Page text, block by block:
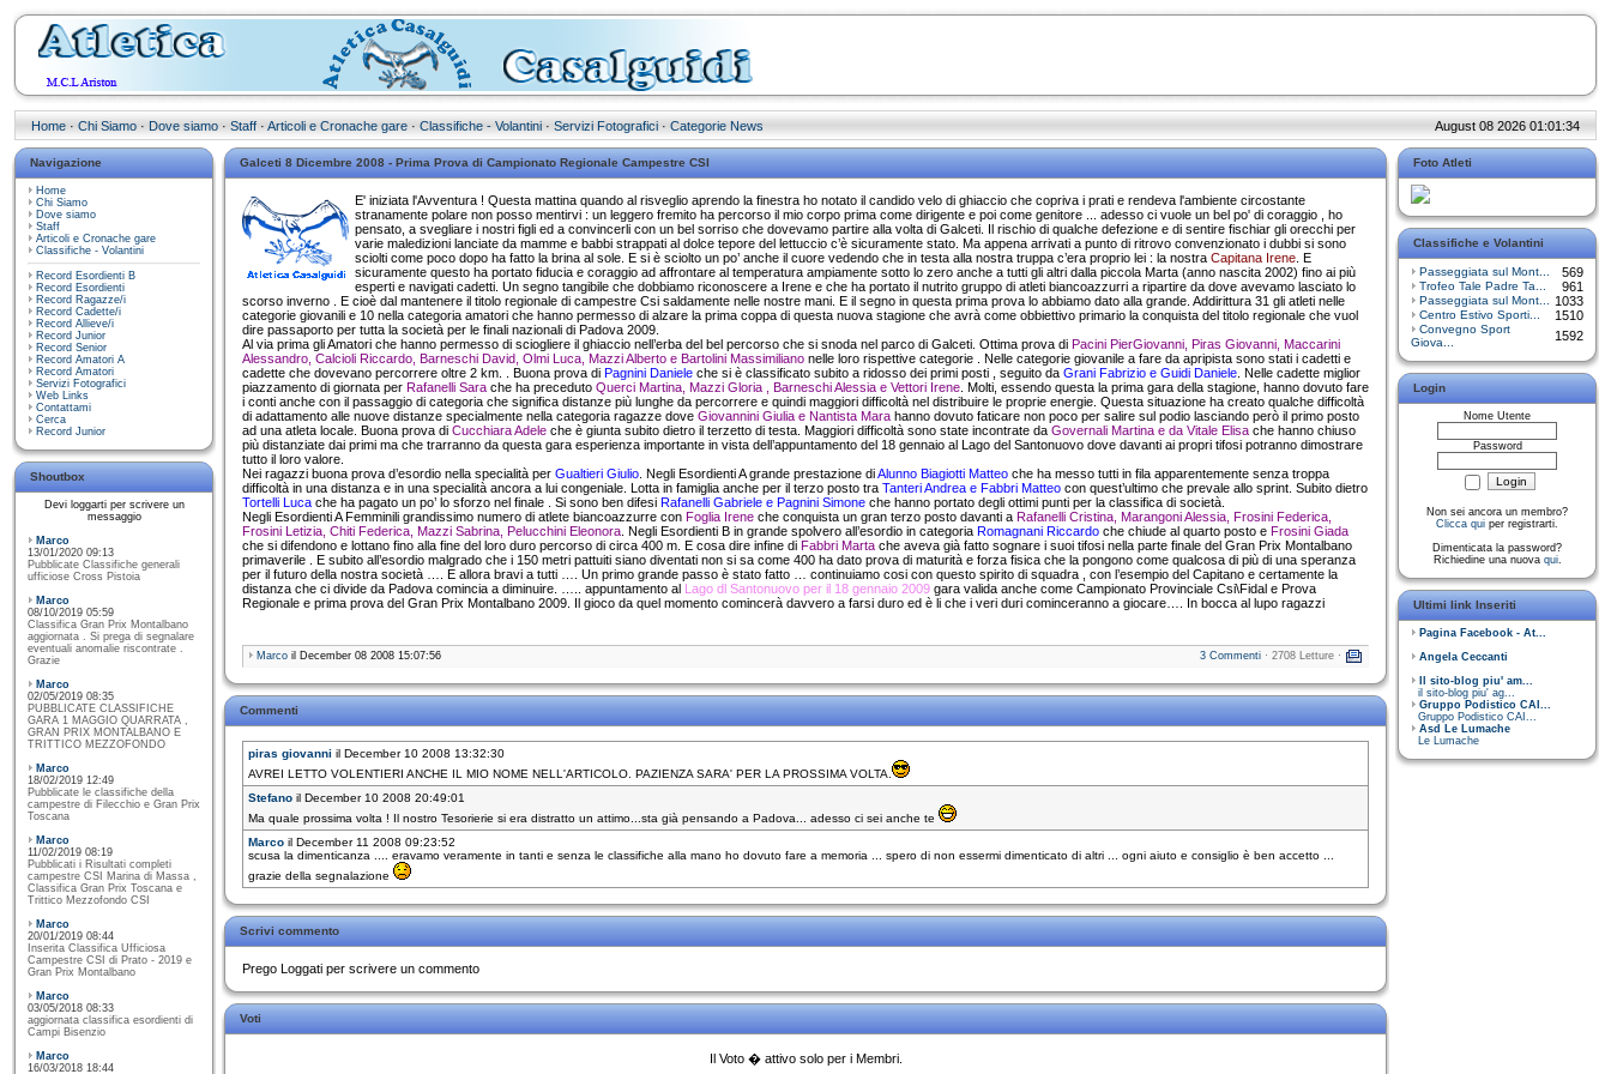
Home · Chi Siamo · Dove siamo · Staff · Articoli e Cronache gare · Classifiche - Volantini · Servizi Fotografici · Categorie News August 08 2026 01:01:34
Navigazione
Home
Chi Siamo
Dove siamo
Staff
Articoli e Cronache gare
Classifiche - Volantini
Record Esordienti B
Record Esordienti
Record Ragazze/i
Record Cadette/i
Record Allieve/i
Record Junior
Record Senior
Record Amatori A
Record Amatori
Servizi Fotografici
Web Links
Contattami
Cerca
Record Junior
Shoutbox
Devi loggarti per scrivere un
messaggio
Marco
13/01/2020 09:13
Pubblicate Classifiche generali
ufficiose Cross Pistoia
Marco
08/10/2019 05:59
Classifica Gran Prix Montalbano
aggiornata . Si prega di segnalare
eventuali anomalie riscontrate .
Grazie
Marco
02/05/2019 08:35
PUBBLICATE CLASSIFICHE
GARA 1 MAGGIO QUARRATA ,
GRAN PRIX MONTALBANO E
TRITTICO MEZZOFONDO
Marco
18/02/2019 12:49
Pubblicate le classifiche della
campestre di Filecchio e Gran Prix
Toscana
Marco
11/02/2019 08:19
Pubblicati i Risultati completi
campestre CSI Marina di Massa ,
Classifica Gran Prix Toscana e
Trittico Mezzofondo CSI
Marco
20/01/2019 08:44
Inserita Classifica Ufficiosa
Campestre CSI di Prato - 2019 e
Gran Prix Montalbano
Marco
03/05/2018 08:33
aggiornata classifica esordienti di
Campi Bisenzio
Marco
16/03/2018 18:44
Galceti 8 Dicembre 2008 - Prima Prova di Campionato Regionale Campestre CSI
E' iniziata l'Avventura ! Questa mattina quando al risveglio aprendo la finestra ho notato il candido velo di ghiaccio che copriva i prati e rendeva l'ambiente circostante
stranamente polare non posso mentirvi : un leggero fremito ha percorso il mio corpo prima come dirigente e poi come genitore ... adesso ci vuole un bel po' di coraggio , ho
pensato, a svegliare i nostri figli ed a convincerli con un bel sorriso che dovevamo partire alla volta di Galceti. Il rischio di qualche defezione e di sentire fischiar gli orecchi per
varie maledizioni lanciate da mamme e babbi strappati al dolce tepore del lettuccio c’è sicuramente stato. Ma appena arrivati a punto di ritrovo convenzionato i dubbi si sono
sciolti come poco dopo ha fatto la brina al sole. E si è sciolto un po’ anche il cuore vedendo che in testa alla nostra truppa c’era proprio lei : la nostra Capitana Irene . E
sicuramente questo ha portato fiducia e coraggio ad affrontare al temperatura ampiamente sotto lo zero anche a tutti gli altri dalla piccola Marta (anno nascita 2002) fino ai più
esperti e navigati cadetti. Un segno tangibile che dobbiamo riconoscere a Irene e che ha portato il nutrito gruppo di atleti biancoazzurri a ripartire da dove avevamo lasciato lo
scorso inverno . E cioè dal mantenere il titolo regionale di campestre Csi saldamente nelle nostre mani. E il segno in questa prima prova lo abbiamo dato alla grande. Addirittura 31 gli atleti nelle
categorie giovanili e 10 nella categoria amatori che hanno permesso di alzare la prima coppa di questa nuova stagione che avrà come obbiettivo primario la conquista del titolo regionale che vuol
dire passaporto per tutta la società per le finali nazionali di Padova 2009.
Al via prima gli Amatori che hanno permesso di sciogliere il ghiaccio nell’erba del bel percorso che si snoda nel parco di Galceti. Ottima prova di Pacini PierGiovanni, Piras Giovanni, Maccarini
Alessandro, Calcioli Riccardo, Barneschi David, Olmi Luca, Mazzi Alberto e Bartolini Massimiliano nelle loro rispettive categorie . Nelle categorie giovanile a fare da apripista sono stati i cadetti e
cadette che dovevano percorrere oltre 2 km. . Buona prova di Pagnini Daniele che si è classificato subito a ridosso dei primi posti , seguito da Grani Fabrizio e Guidi Daniele . Nelle cadette miglior
piazzamento di giornata per Rafanelli Sara che ha preceduto Querci Martina, Mazzi Gloria , Barneschi Alessia e Vettori Irene . Molti, essendo questa la prima gara della stagione, hanno dovuto fare
i conti anche con il passaggio di categoria che significa distanze più lunghe da percorrere e quindi maggiori difficoltà nel distribuire le proprie energie. Questa situazione ha creato qualche difficoltà
di adattamento alle nuove distanze specialmente nella categoria ragazze dove Giovannini Giulia e Nantista Mara hanno dovuto faticare non poco per salire sul podio lasciando però il primo posto
ad una atleta locale. Buona prova di Cucchiara Adele che è giunta subito dietro il terzetto di testa. Maggiori difficoltà sono state incontrate da Governali Martina e da Vitale Elisa che hanno chiuso
più distanziate dai primi ma che trarranno da questa gara esperienza importante in vista dell’appuntamento del 18 gennaio al Lago del Santonuovo dove davanti ai propri tifosi potranno dimostrare
tutto il loro valore.
Nei ragazzi buona prova d’esordio nella specialità per Gualtieri Giulio . Negli Esordienti A grande prestazione diAlunno Biagiotti Matteo che ha messo tutti in fila apparentemente senza troppa
difficoltà in una distanza e in una specialità ancora a lui congeniale. Lotta in famiglia anche per il terzo posto tra Tanteri Andrea e Fabbri Matteo con quest’ultimo che prevale allo sprint. Subito dietro
Tortelli Luca che ha pagato un po’ lo sforzo nel finale . Si sono ben difesi Rafanelli Gabriele e Pagnini Simone che hanno portato degli ottimi punti per la classifica di società.
Negli Esordienti A Femminili grandissimo numero di atlete biancoazzurre con Foglia Irene che conquista un gran terzo posto davanti a Rafanelli Cristina, Marangoni Alessia, Frosini Federica,
Frosini Letizia, Chiti Federica, Mazzi Sabrina, Pelucchini Eleonora . Negli Esordienti B in grande spolvero all’esordio in categoria Romagnani Riccardo che chiude al quarto posto e Frosini Giada
che si difendono e lottano fino alla fine del loro duro percorso di circa 400 m. E cosa dire infine di Fabbri Marta che aveva già fatto sognare i suoi tifosi nella parte finale del Gran Prix Montalbano
primaverile . E subito all’esordio malgrado che i 150 metri pattuiti siano diventati non si sa come 400 ha dato prova di maturità e forza fisica che la pongono come qualcosa di più di una speranza
per il futuro della nostra società …. E allora bravi a tutti …. Un primo grande passo è stato fatto … continuiamo cosi con questo spirito di squadra , con l’esempio del Capitano e certamente la
distanza che ci divide da Padova comincia a diminuire. ….. appuntamento al Lago dl Santonuovo per il 18 gennaio 2009 gara valida anche come Campionato Provinciale Csi\Fidal e Prova
Regionale e prima prova del Gran Prix Montalbano 2009. Il gioco da quel momento comincerà davvero a farsi duro ed è li che i veri duri cominceranno a giocare…. In bocca al lupo ragazzi
Marco il December 08 2008 15:07:56 3 Commenti · 2708 Letture ·
Commenti
piras giovanni il December 10 2008 13:32:30
AVREI LETTO VOLENTIERI ANCHE IL MIO NOME NELL'ARTICOLO. PAZIENZA SARA' PER LA PROSSIMA VOLTA.
Stefano il December 10 2008 20:49:01
Ma quale prossima volta ! Il nostro Tesorierie si era distratto un attimo...sta già pensando a Padova... adesso ci sei anche te
Marco il December 11 2008 09:23:52
scusa la dimenticanza .... eravamo veramente in tanti e senza le classifiche alla mano ho dovuto fare a memoria ... spero di non essermi dimenticato di altri ... ogni aiuto e consiglio è ben accetto ...
grazie della segnalazione
Scrivi commento
Prego Loggati per scrivere un commento
Voti
Il Voto � attivo solo per i Membri.
Foto Atleti
Classifiche e Volantini
Passeggiata sul Mont... 569
Trofeo Tale Padre Ta... 961
Passeggiata sul Mont... 1033
Centro Estivo Sporti... 1510
Convegno Sport
Giova...
1592
Login
Nome Utente
Password
Non sei ancora un membro?
Clicca qui per registrarti.
Dimenticata la password?
Richiedine una nuova qui.
Ultimi link Inseriti
Pagina Facebook - At...
Angela Ceccanti
Il sito-blog piu' am...
il sito-blog piu' ag...
Gruppo Podistico CAI...
Gruppo Podistico CAI...
Asd Le Lumache
Le Lumache